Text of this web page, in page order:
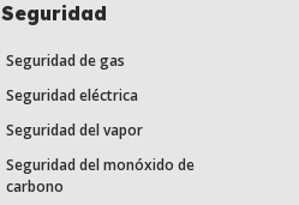
Seguridad
Seguridad de gas
Seguridad eléctrica
Seguridad del vapor
Seguridad del monóxido de
carbono